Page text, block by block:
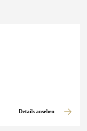
Details ansehen